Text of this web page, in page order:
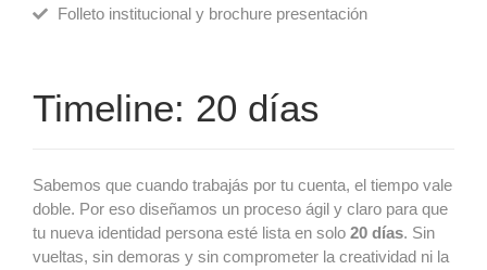
Folleto institucional y brochure presentación
Timeline: 20 días
Sabemos que cuando trabajás por tu cuenta, el tiempo vale
doble. Por eso diseñamos un proceso ágil y claro para que
tu nueva identidad persona esté lista en solo 20 días. Sin
vueltas, sin demoras y sin comprometer la creatividad ni la